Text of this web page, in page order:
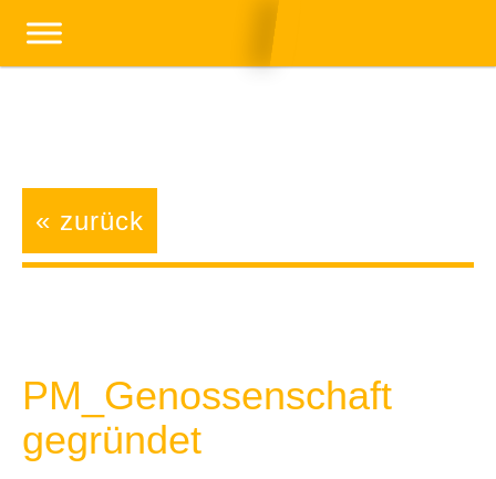
« zurück
PM_Genossenschaft
gegründet